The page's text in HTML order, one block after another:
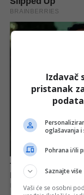
Izdavač
pristanak
oglašavanja i
Pohrana i/ili
Saznajte više
Vaši će se osobni